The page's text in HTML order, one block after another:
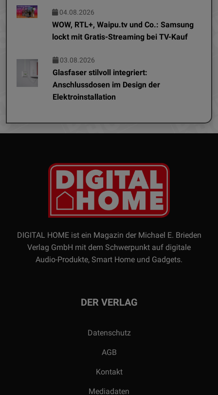
04.08.2026
WOW, RTL+, Waipu.tv und Co.: Samsung
lockt mit Gratis-Streaming bei TV-Kauf
03.08.2026
Glasfaser stilvoll integriert:
Anschlussdosen im Design der
Elektroinstallation
DIGITAL HOME ist ein Magazin der Michael E. Brieden
Verlag GmbH mit dem Schwerpunkt auf digitale
Audio-Produkte, Smart Home und Gadgets.
DER VERLAG
Datenschutz
AGB
Kontakt
Mediadaten